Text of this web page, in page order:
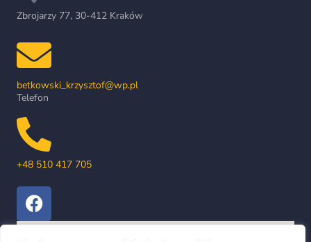
Zbrojarzy 77, 30-412 Kraków
betkowski_krzysztof@wp.pl
Telefon
+48 510 417 705